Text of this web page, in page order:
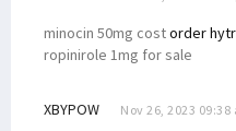
minocin 50mg costorder
ropinirole 1mg for sale
XBYPOW Nov 26, 2023 09:38